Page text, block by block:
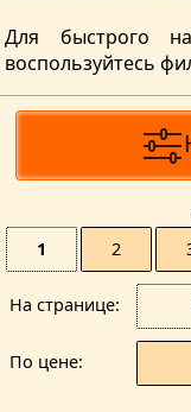
Для быстрого
воспользуйтесь
1
2
На странице
По цене